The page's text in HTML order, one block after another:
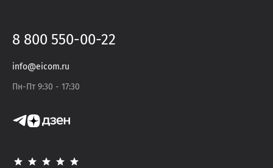
8 800 550-00-22
info@eicom.ru
Пн-Пт 9:30 - 17:30